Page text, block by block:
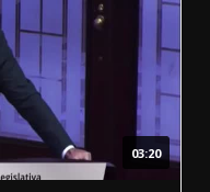
03:20